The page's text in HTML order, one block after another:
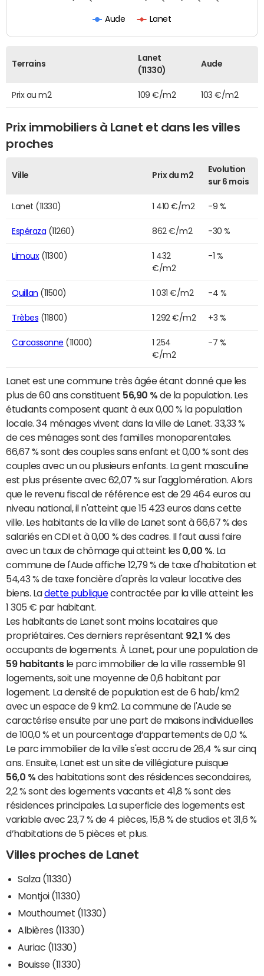
Aude Lanet
Terrains
Lanet
(11330)
Aude
Prix au m2 109 €/m2 103 €/m2
Prix immobiliers à Lanet et dans les villes
proches
Ville Prix du m2
Evolution
sur 6 mois
Lanet (11330) 1 410 €/m2 -9 %
Espéraza (11260) 862 €/m2 -30 %
Limoux(11300)
1 432
€/m2
-1 %
Quillan (11500) 1 031 €/m2 -4 %
Trèbes (11800) 1 292 €/m2 +3 %
Carcassonne (11000)
1 254
€/m2
-7 %
Lanet est une commune très âgée étant donné que les
plus de 60 ans constituent 56,90 % de la population. Les
étudiants composent quant à eux 0,00 % la population
locale. 34 ménages vivent dans la ville de Lanet. 33,33 %
de ces ménages sont des familles monoparentales.
66,67 % sont des couples sans enfant et 0,00 % sont des
couples avec un ou plusieurs enfants. La gent masculine
est plus présente avec 62,07 % sur l'agglomération. Alors
que le revenu fiscal de référence est de 29 464 euros au
niveau national, il n'atteint que 15 423 euros dans cette
ville. Les habitants de la ville de Lanet sont à 66,67 % des
salariés en CDI et à 0,00 % des cadres. Il faut aussi faire
avec un taux de chômage qui atteint les 0,00 % . La
commune de l'Aude affiche 12,79 % de taxe d'habitation et
54,43 % de taxe foncière d'après la valeur locative des
biens. Ladette publiquecontractée par la ville atteint les
1 305 € par habitant.
Les habitants de Lanet sont moins locataires que
propriétaires. Ces derniers représentant 92,1 % des
occupants de logements. À Lanet, pour une population de
59 habitantsle parc immobilier de la ville rassemble 91
logements, soit une moyenne de 0,6 habitant par
logement. La densité de population est de 6 hab/km2
avec un espace de 9 km2. La commune de l'Aude se
caractérise ensuite par une part de maisons individuelles
de 100,0 % et un pourcentage d’appartements de 0,0 %.
Le parc immobilier de la ville s'est accru de 26,4 % sur cinq
ans. Ensuite, Lanet est un site de villégiature puisque
56,0 % des habitations sont des résidences secondaires,
2,2 % sont des logements vacants et 41,8 % sont des
résidences principales. La superficie des logements est
variable avec 23,7 % de 4 pièces, 15,8 % de studios et 31,6 %
d’habitations de 5 pièces et plus.
Villes proches de Lanet
Salza (11330)
Montjoi (11330)
Mouthoumet (11330)
Albières (11330)
Auriac (11330)
Bouisse (11330)